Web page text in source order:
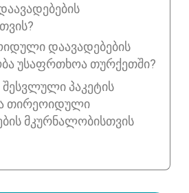
დაავადებების
უსაფრთხოა თურქეთში?
პაკეტის
თირეოიდული
მკურნალობისთვის